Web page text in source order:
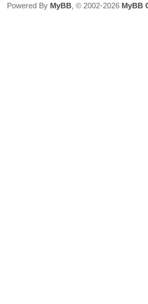
Powered By MyBB , © 2002-2026 MyBB